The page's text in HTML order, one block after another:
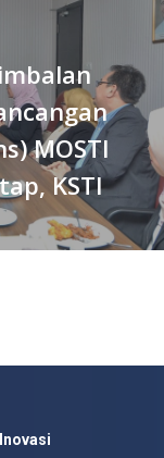
MOSTI
KSTI